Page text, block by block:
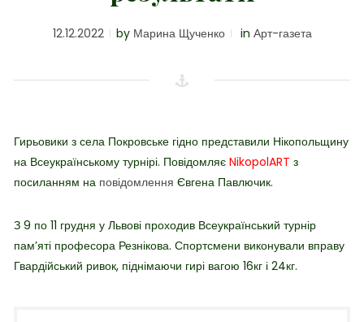
12.12.2022 by Марина Щученко in Арт-газета
Гирьовики з села Покровське гідно представили Нікопольщину
на Всеукраїнському турнірі. ПовідомляєNikopolART з
посиланням на повідомлення Євгена Павлючик.
З 9 по 11 грудня у Львові проходив Всеукраїнський турнір
пам’яті професора Резнікова. Спортсмени виконували вправу
Гвардійський ривок, піднімаючи гирі вагою 16кг і 24кг.